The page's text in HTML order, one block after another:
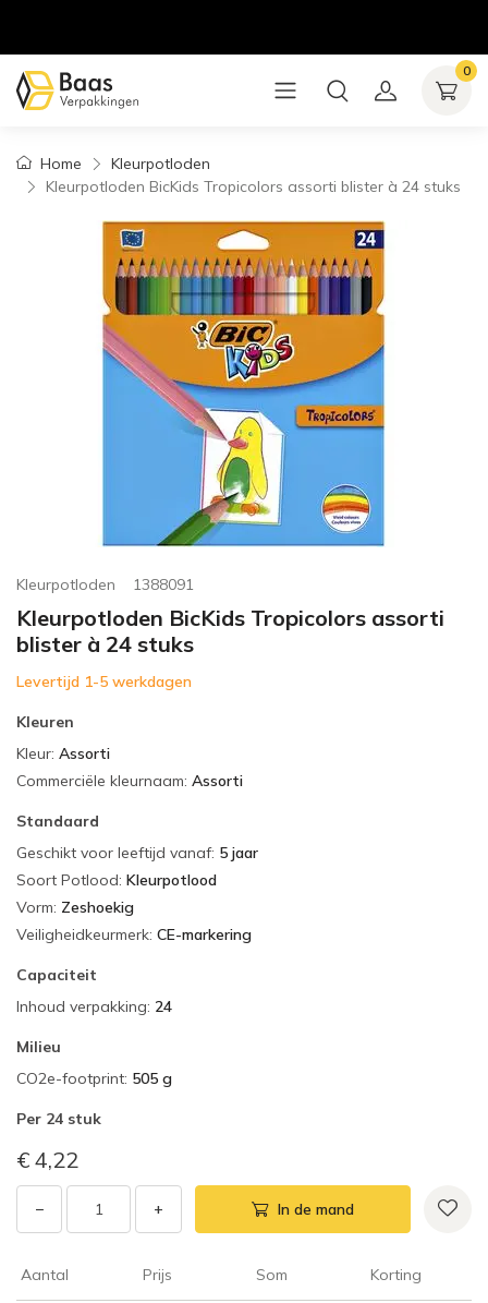
0
Home
Kleurpotloden
Kleurpotloden BicKids Tropicolors assorti blister à 24 stuks
Kleurpotloden 1388091
Kleurpotloden BicKids Tropicolors assorti
blister à 24 stuks
Levertijd 1-5 werkdagen
Kleuren
Kleur: Assorti
Commerciële kleurnaam: Assorti
Standaard
Geschikt voor leeftijd vanaf: 5 jaar
Soort Potlood: Kleurpotlood
Vorm: Zeshoekig
Veiligheidkeurmerk: CE-markering
Capaciteit
Inhoud verpakking: 24
Milieu
CO2e-footprint: 505 g
Per 24 stuk
€ 4,22
− + In de mand
Aantal Prijs Som Korting